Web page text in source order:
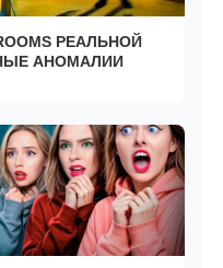
РЕАЛЬНОЙ
АНОМАЛИИ